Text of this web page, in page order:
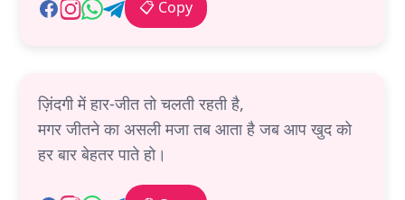
📋 Copy
ज़िंदगी में हार-जीत तो चलती रहती है,
मगर जीतने का असली मजा तब आता है जब आप खुद को
हर बार बेहतर पाते हो।